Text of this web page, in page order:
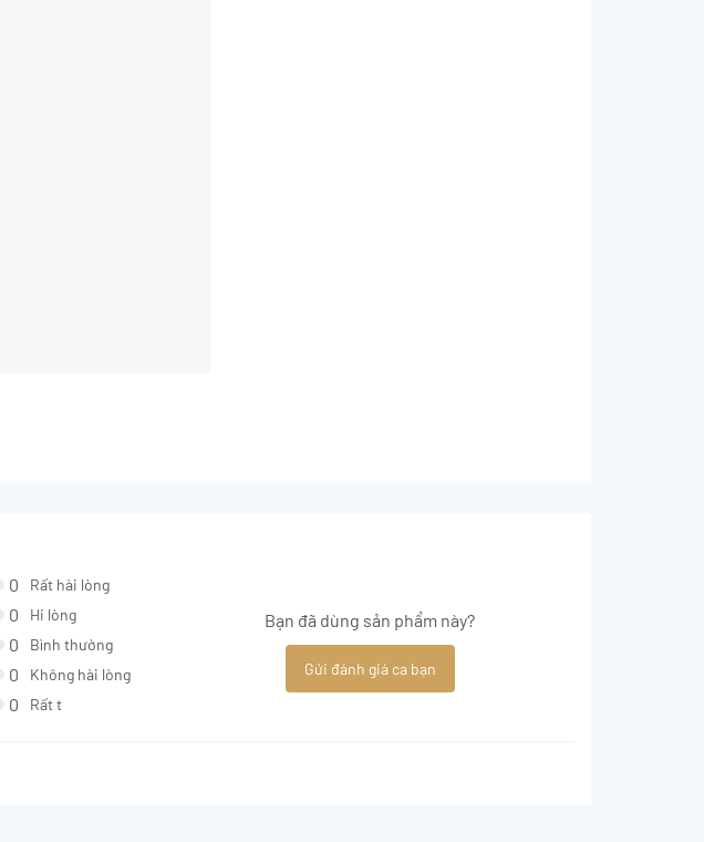
0 Rất hài lòng
0 Hi lòng
0 Bình thường
0 Không hài lòng
0 Rất t
Bạn đã dùng sản phẩm này?
Gửi đánh giá ca bạn